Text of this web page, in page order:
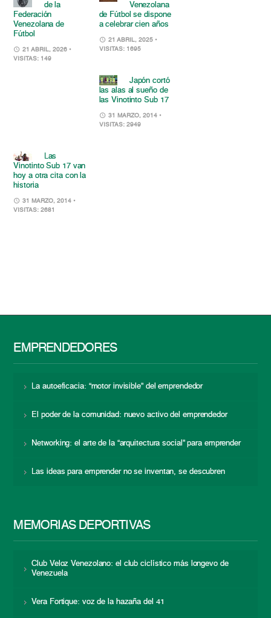
de la
Federación
Venezolana de
Fútbol
21 ABRIL, 2026 •
VISITAS: 149
Venezolana
de Fútbol se dispone
a celebrar cien años
21 ABRIL, 2025 •
VISITAS: 1695
Japón cortó
las alas al sueño de
las Vinotinto Sub 17
31 MARZO, 2014 •
VISITAS: 2949
Las
Vinotinto Sub 17 van
hoy a otra cita con la
historia
31 MARZO, 2014 •
VISITAS: 2681
EMPRENDEDORES
La autoeficacia: “motor invisible” del emprendedor
El poder de la comunidad: nuevo activo del emprendedor
Networking: el arte de la “arquitectura social” para emprender
Las ideas para emprender no se inventan, se descubren
MEMORIAS DEPORTIVAS
Club Veloz Venezolano: el club ciclístico más longevo de
Venezuela
Vera Fortique: voz de la hazaña del 41